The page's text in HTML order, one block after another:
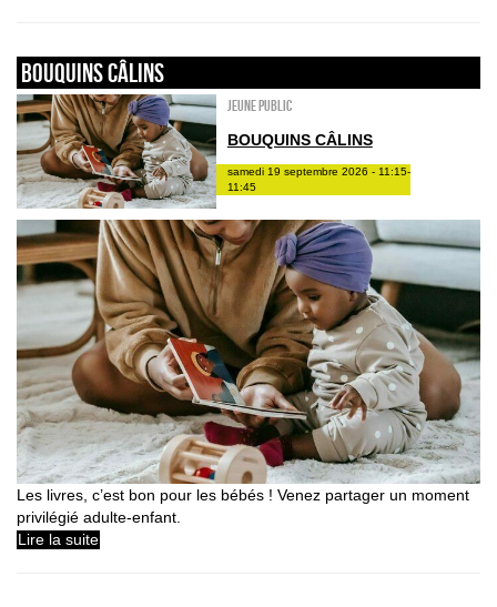
Bouquins câlins
Jeune public
BOUQUINS CÂLINS
samedi 19 septembre 2026 - 11:15-
11:45
Les livres, c’est bon pour les bébés ! Venez partager un moment
privilégié adulte-enfant.
Lire la suite